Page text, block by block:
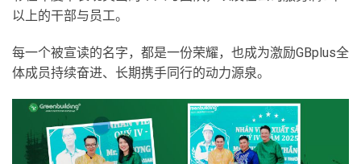
以上的干部与员工。
每一个被宣读的名字，都是一份荣耀，也成为激励GBplus全
体成员持续奋进、长期携手同行的动力源泉。